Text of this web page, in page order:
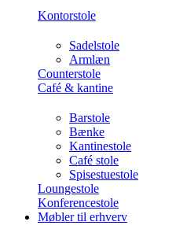
Kontorstole
Sadelstole
Armlæn
Counterstole
Café & kantine
Barstole
Bænke
Kantinestole
Café stole
Spisestuestole
Loungestole
Konferencestole
Møbler til erhverv